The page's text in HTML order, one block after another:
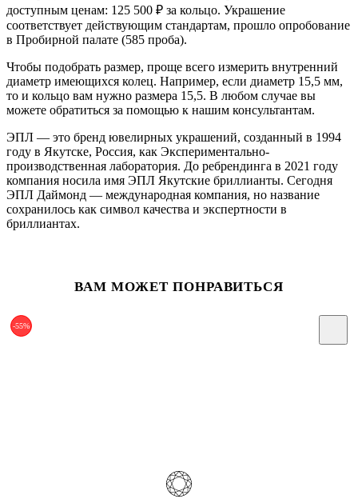
доступным ценам: 125 500 ₽ за кольцо. Украшение
соответствует действующим стандартам, прошло опробование
в Пробирной палате (585 проба).
Чтобы подобрать размер, проще всего измерить внутренний
диаметр имеющихся колец. Например, если диаметр 15,5 мм,
то и кольцо вам нужно размера 15,5. В любом случае вы
можете обратиться за помощью к нашим консультантам.
ЭПЛ — это бренд ювелирных украшений, созданный в 1994
году в Якутске, Россия, как Экспериментально-
производственная лаборатория. До ребрендинга в 2021 году
компания носила имя ЭПЛ Якутские бриллианты. Сегодня
ЭПЛ Даймонд — международная компания, но название
сохранилось как символ качества и экспертности в
бриллиантах.
ВАМ МОЖЕТ ПОНРАВИТЬСЯ
-55%